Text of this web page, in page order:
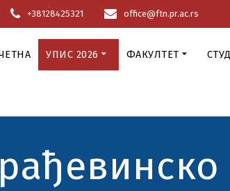
+38128425321 office@ftn.pr.ac.rs
УПИС 2026 ФАКУЛТЕТ